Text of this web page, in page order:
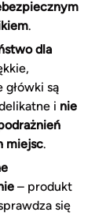
.
dla
główki są
i nie
miejsc.
– produkt
się